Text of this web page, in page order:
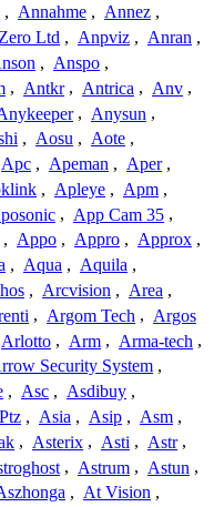
, Annahme , Annez ,
Ltd , Anpviz , Anran ,
, Anspo ,
, Antkr , Antrica , Anv ,
, Anysun ,
, Aosu , Aote ,
Apc , Apeman , Aper ,
, Apleye , Apm ,
, App Cam 35 ,
, Appo , Appro , Approx ,
, Aqua , Aquila ,
, Arcvision , Area ,
, Argom Tech , Argos
Arlotto , Arm , Arma-tech ,
Security System ,
, Asc , Asdibuy ,
, Asia , Asip , Asm ,
, Asterix , Asti , Astr ,
, Astrum , Astun ,
, At Vision ,